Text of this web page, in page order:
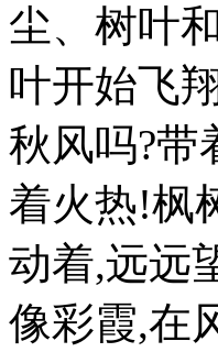
尘、树叶
叶开始飞
秋风吗?
着火热!枫
动着,远远
像彩霞,在